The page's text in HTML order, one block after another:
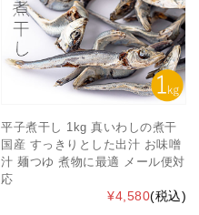
平子煮干し 1kg 真いわしの煮干
国産 すっきりとした出汁 お味噌
汁 麺つゆ 煮物に最適 メール便対
応
¥4,580(税込)